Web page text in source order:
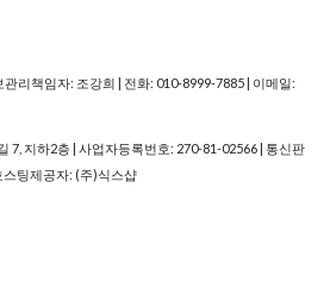
리책임자: 조강희 | 전화: 010-8999-7885 | 이메일:
7, 지하2층 | 사업자등록번호: 270-81-02566 | 통신판
스팅제공자: (주)식스샵